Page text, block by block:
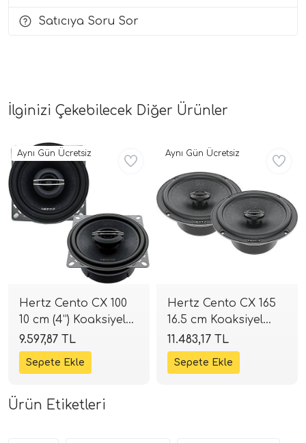
Performans)
Satıcıya Soru Sor
İlginizi Çekebilecek Diğer Ürünler
Hertz Cento CX 100
10 cm (4”) Koaksiyel
Hoparlör | 120W 4
Ohm | SPLHIFI
9.597,87 TL
Aynı Gün Ücretsiz
Hertz Cento CX 165
16.5 cm Koaksiyel
Hoparlör | 210W 4
Ohm | SPLHIFI
11.483,17 TL
Aynı Gün Ücretsiz
Ürün Etiketleri